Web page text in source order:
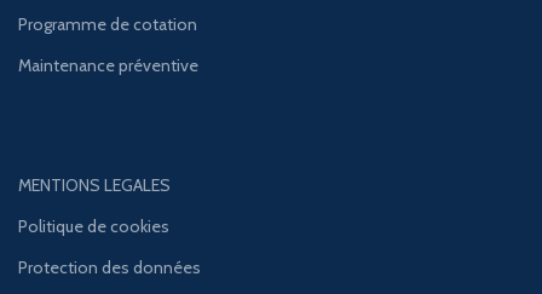
Programme de cotation
Maintenance préventive
MENTIONS LEGALES
Politique de cookies
Protection des données